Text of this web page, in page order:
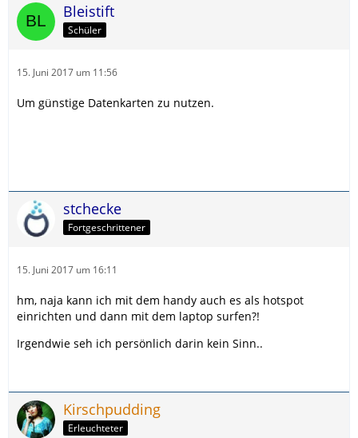
Bleistift
Schüler
15. Juni 2017 um 11:56
Um günstige Datenkarten zu nutzen.
stchecke
Fortgeschrittener
15. Juni 2017 um 16:11
hm, naja kann ich mit dem handy auch es als hotspot
einrichten und dann mit dem laptop surfen?!
Irgendwie seh ich persönlich darin kein Sinn..
Kirschpudding
Erleuchteter